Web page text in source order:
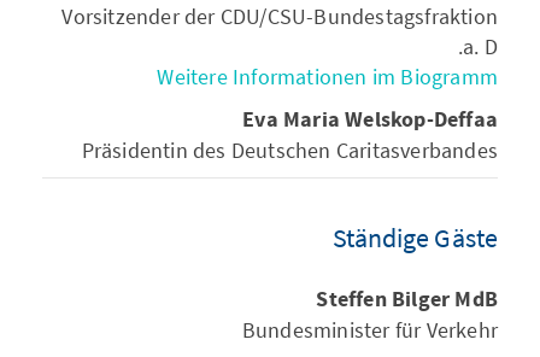
Vorsitzender der CDU/CSU-Bundestagsfraktion
a. D.
Weitere Informationen im Biogramm
Eva Maria Welskop-Deffaa
Präsidentin des Deutschen Caritasverbandes
Ständige Gäste
Steffen Bilger MdB
Bundesminister für Verkehr